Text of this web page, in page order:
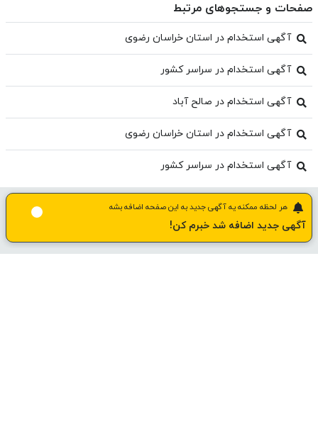
صفحات و جستجوهای مرتبط
آگهی استخدام در استان خراسان رضوی
آگهی استخدام در سراسر کشور
آگهی استخدام در صالح آباد
آگهی استخدام در استان خراسان رضوی
آگهی استخدام در سراسر کشور
هر لحظه ممکنه یه آگهی جدید به این صفحه اضافه بشه
آگهی جدید اضافه شد خبرم کن!